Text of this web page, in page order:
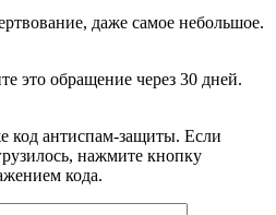
даже самое небольшое.
это обращение через 30 дней.
код антиспам-защиты. Если
нажмите кнопку
кода.